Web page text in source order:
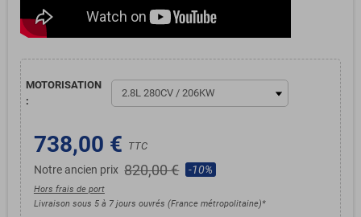
MOTORISATION
:
738,00 € TTC
Notre ancien prix 820,00 € -10%
Hors frais de port
Livraison sous 5 à 7 jours ouvrés (France métropolitaine)*